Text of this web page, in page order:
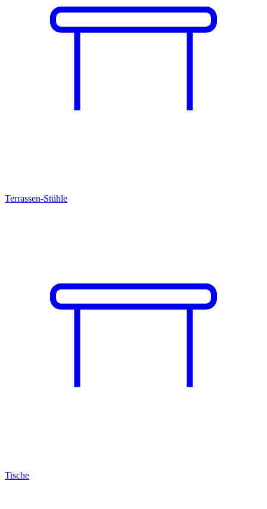
Terrassen-Stühle
Tische